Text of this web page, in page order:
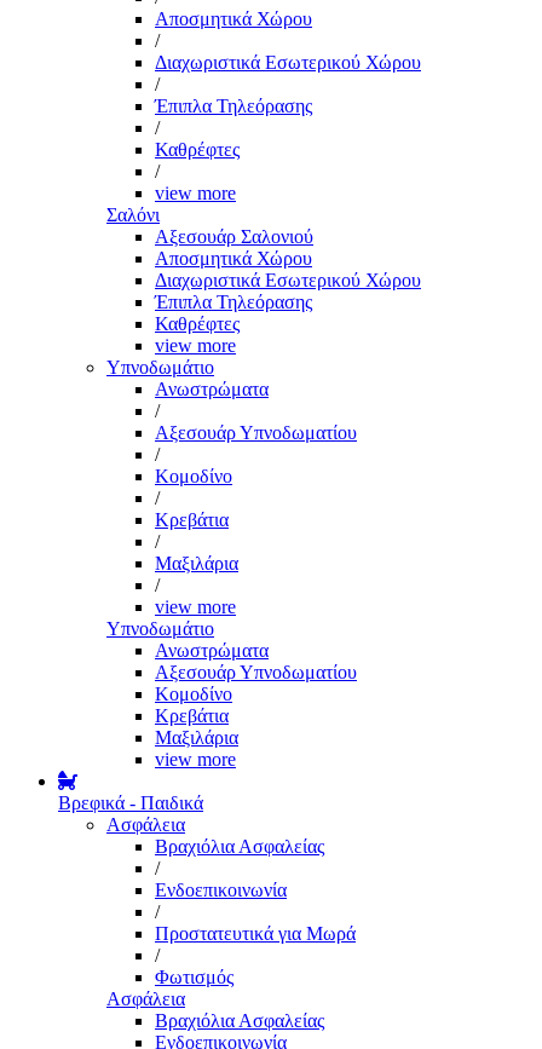
Αποσμητικά Χώρου
/
Διαχωριστικά Εσωτερικού Χώρου
/
Έπιπλα Τηλεόρασης
/
Καθρέφτες
/
view more
Σαλόνι
Αξεσουάρ Σαλονιού
Αποσμητικά Χώρου
Διαχωριστικά Εσωτερικού Χώρου
Έπιπλα Τηλεόρασης
Καθρέφτες
view more
Υπνοδωμάτιο
Ανωστρώματα
/
Αξεσουάρ Υπνοδωματίου
/
Κομοδίνο
/
Κρεβάτια
/
Μαξιλάρια
/
view more
Υπνοδωμάτιο
Ανωστρώματα
Αξεσουάρ Υπνοδωματίου
Κομοδίνο
Κρεβάτια
Μαξιλάρια
view more
Βρεφικά - Παιδικά
Ασφάλεια
Βραχιόλια Ασφαλείας
/
Ενδοεπικοινωνία
/
Προστατευτικά για Μωρά
/
Φωτισμός
Ασφάλεια
Βραχιόλια Ασφαλείας
Ενδοεπικοινωνία